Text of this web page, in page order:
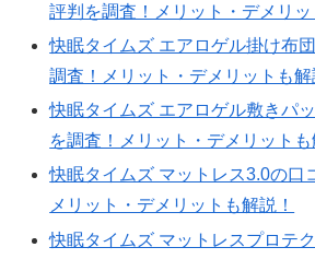
評判を調査！メリット・デメリッ
快眠タイムズ エアロゲル掛け布
調査！メリット・デメリットも解
快眠タイムズ エアロゲル敷きパ
を調査！メリット・デメリットも
快眠タイムズ マットレス3.0の口
メリット・デメリットも解説！
快眠タイムズ マットレスプロテ